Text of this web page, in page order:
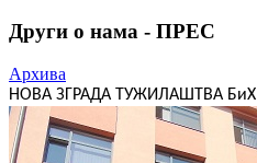
Други о нама - ПРЕС
Архива
НОВА ЗГРАДА ТУЖИЛАШТВА БиХ